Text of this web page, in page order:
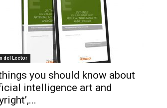
del Lector
you should know about
intelligence art and